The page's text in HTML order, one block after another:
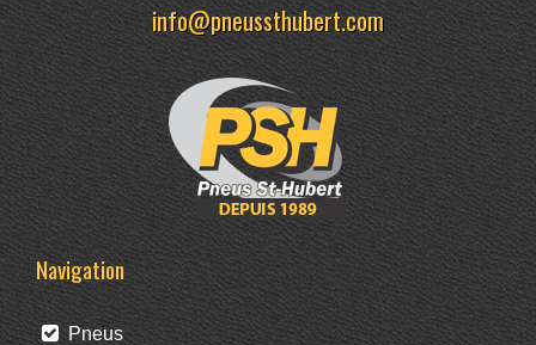
info@pneussthubert.com
Navigation
Pneus